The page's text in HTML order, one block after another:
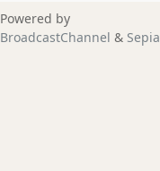
Powered by
BroadcastChannel & Sepia